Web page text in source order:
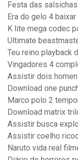
Festa das
Era do gelo 4 baixar
K lite mega codec
Ultimate
Teu reino playback
Vingadores 4
Assistir dois
Download one
Marco polo 2
Download matrix
Assistir busca
Assistir coelho
Naruto vida real